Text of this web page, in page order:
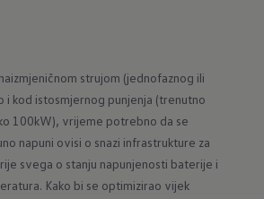
strujom (jednofaznog ili
i kod istosmjernog punjenja (trenutno
100kW), vrijeme potrebno da se
napuni ovisi o snazi infrastrukture za
svega o stanju napunjenosti baterije i
Kako bi se optimizirao vijek